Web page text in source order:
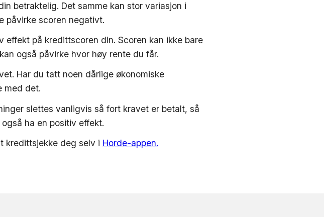
betraktelig. Det samme kan stor variasjon i
påvirke scoren negativt.
effekt på kredittscoren din. Scoren kan ikke bare
også påvirke hvor høy rente du får.
Har du tatt noen dårlige økonomiske
med det.
slettes vanligvis så fort kravet er betalt, så
ha en positiv effekt.
kredittsjekke deg selv i Horde-appen.